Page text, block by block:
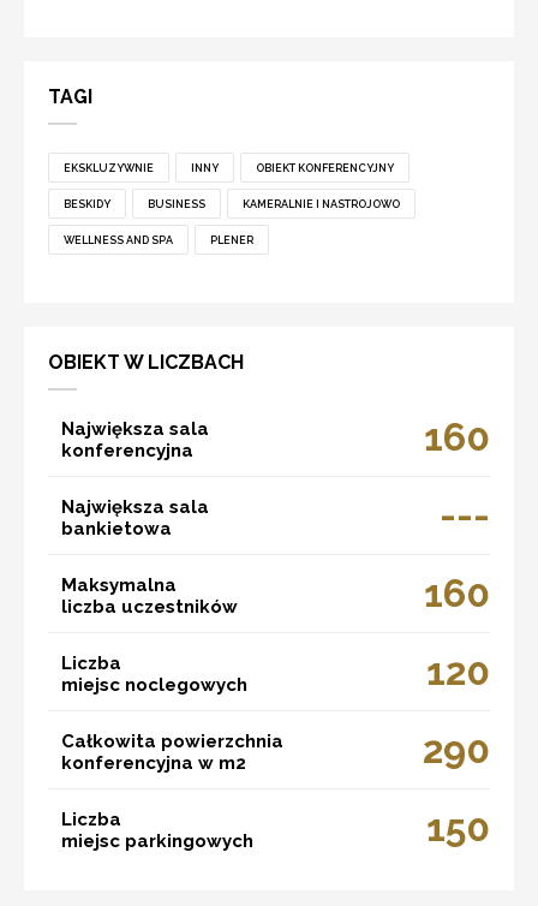
TAGI
EKSKLUZYWNIE INNY OBIEKT KONFERENCYJNY
BESKIDY BUSINESS KAMERALNIE I NASTROJOWO
WELLNESS AND SPA PLENER
OBIEKT W LICZBACH
Największa sala
konferencyjna
160
Największa sala
bankietowa
---
Maksymalna
liczba uczestników
160
Liczba
miejsc noclegowych
120
Całkowita powierzchnia
konferencyjna w m2
290
Liczba
miejsc parkingowych
150